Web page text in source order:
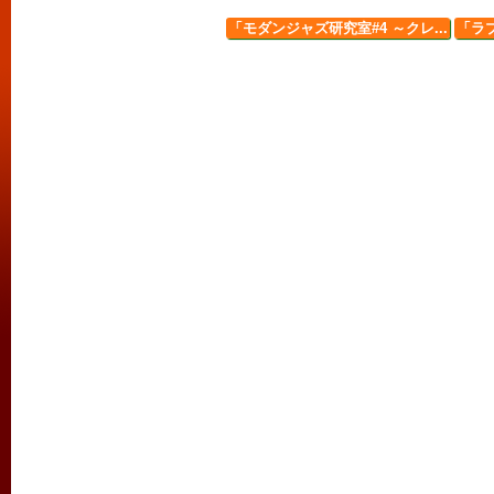
「モダンジャズ研究室#4 ～クレ... 「